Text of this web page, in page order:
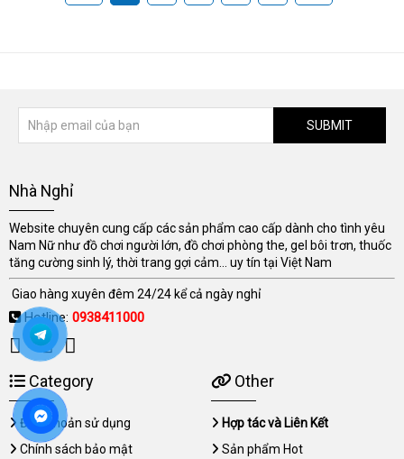
SUBMIT
Nhà Nghỉ
Website chuyên cung cấp các sản phẩm cao cấp dành cho tình yêu
Nam Nữ như đồ chơi người lớn, đồ chơi phòng the, gel bôi trơn, thuốc
tăng cường sinh lý, thời trang gợi cảm... uy tín tại Việt Nam
Giao hàng xuyên đêm 24/24 kể cả ngày nghỉ
Hotline: 0938411000
Category
Điều khoản sử dụng
Chính sách bảo mật
Other
Hợp tác và Liên Kết
Sản phẩm Hot